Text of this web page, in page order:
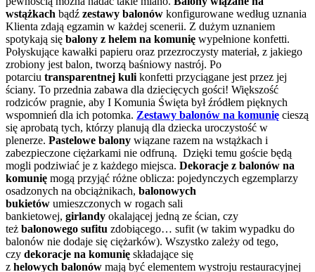
wstążkach bądź zestawy balonów konfigurowane według uznania
Klienta zdają egzamin w każdej scenerii. Z dużym uznaniem
spotykają się balony z helem na komunię wypełnione konfetti.
Połyskujące kawałki papieru oraz przezroczysty materiał, z jakiego
zrobiony jest balon, tworzą baśniowy nastrój. Po
potarciu transparentnej kuli konfetti przyciągane jest przez jej
ściany. To przednia zabawa dla dziecięcych gości! Większość
rodziców pragnie, aby I Komunia Święta był źródłem pięknych
wspomnień dla ich potomka. Zestawy balonów na komunię cieszą
się aprobatą tych, którzy planują dla dziecka uroczystość w
plenerze. Pastelowe balony wiązane razem na wstążkach i
zabezpieczone ciężarkami nie odfruną. Dzięki temu goście będą
mogli podziwiać je z każdego miejsca. Dekoracje z balonów na
komunię mogą przyjąć różne oblicza: pojedynczych egzemplarzy
osadzonych na obciążnikach, balonowych
bukietów umieszczonych w rogach sali
bankietowej, girlandy okalającej jedną ze ścian, czy
też balonowego sufitu zdobiącego… sufit (w takim wypadku do
balonów nie dodaje się ciężarków). Wszystko zależy od tego,
czy dekoracje na komunię składające się
z helowych balonów mają być elementem wystroju restauracyjnej